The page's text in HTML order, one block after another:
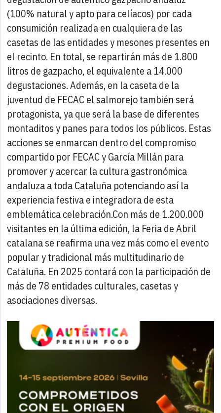
(100% natural y apto para celíacos) por cada
consumición realizada en cualquiera de las
casetas de las entidades y mesones presentes en
el recinto. En total, se repartirán más de 1.800
litros de gazpacho, el equivalente a 14.000
degustaciones. Además, en la caseta de la
juventud de FECAC el salmorejo también será
protagonista, ya que será la base de diferentes
montaditos y panes para todos los públicos. Estas
acciones se enmarcan dentro del compromiso
compartido por FECAC y García Millán para
promover y acercar la cultura gastronómica
andaluza a toda Cataluña potenciando así la
experiencia festiva e integradora de esta
emblemática celebración.Con más de 1.200.000
visitantes en la última edición, la Feria de Abril
catalana se reafirma una vez más como el evento
popular y tradicional más multitudinario de
Cataluña. En 2025 contará con la participación de
más de 78 entidades culturales, casetas y
asociaciones diversas.